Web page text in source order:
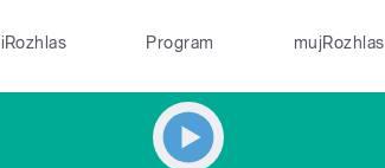
iRozhlas Program mujRozhlas